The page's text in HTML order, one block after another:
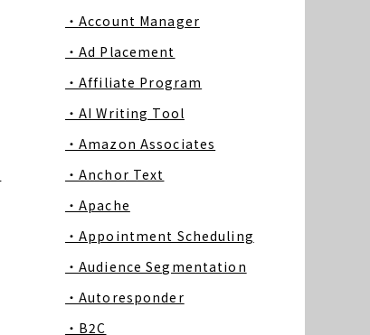
・Account Manager
・Ad Placement
・Affiliate Program
・AI Writing Tool
・Amazon Associates
・Anchor Text
・Apache
・Appointment Scheduling
・Audience Segmentation
・Autoresponder
・B2C